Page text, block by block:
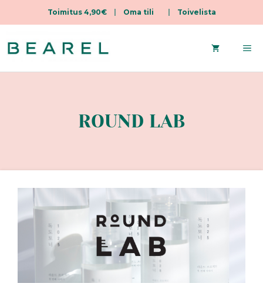
Toimitus 4,90€| Oma tili Toivelista
sisältöön
ROUND LAB